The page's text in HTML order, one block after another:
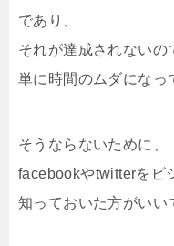
であり、
それが達成されないの
単に時間のムダになっ
そうならないために、
facebookやtwitterをビ
知っておいた方がいい